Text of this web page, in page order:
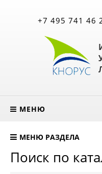
+7 495 741 46
МЕНЮ
МЕНЮ РАЗДЕЛА
Поиск по